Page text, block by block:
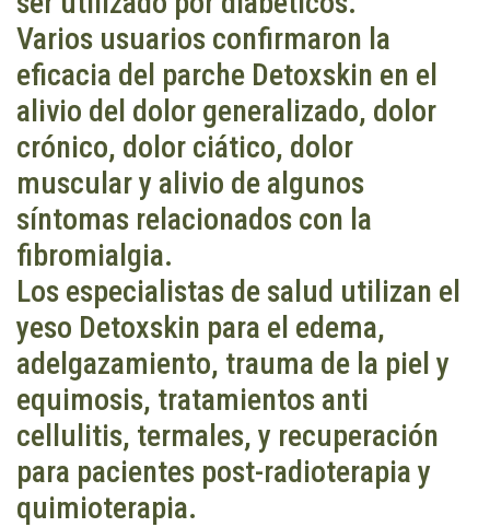
Varios usuarios confirmaron la
eficacia del parche Detoxskin en el
alivio del dolor generalizado, dolor
crónico, dolor ciático, dolor
muscular y alivio de algunos
síntomas relacionados con la
fibromialgia.
Los especialistas de salud utilizan el
yeso Detoxskin para el edema,
adelgazamiento, trauma de la piel y
equimosis, tratamientos anti
cellulitis, termales, y recuperación
para pacientes post-radioterapia y
quimioterapia.